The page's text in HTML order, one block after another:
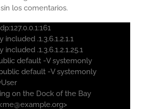
los comentarios.
.1.3.6.1.2.1.1
.1.3.6.1.2.1.25.1
default -V systemonly
default -V systemonly
on the Dock of the Bay